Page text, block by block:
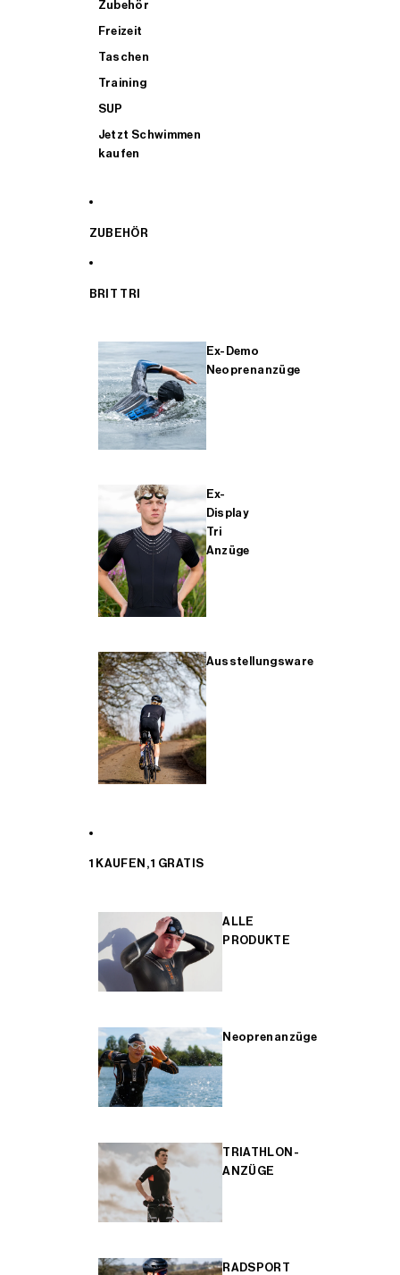
Zubehör
Freizeit
Taschen
Training
SUP
Jetzt Schwimmen
kaufen
ZUBEHÖR
BRIT TRI
Ex-Demo
Neoprenanzüge
Ex-
Display
Tri
Anzüge
Ausstellungsware
1 KAUFEN, 1 GRATIS
ALLE
PRODUKTE
Neoprenanzüge
TRIATHLON-
ANZÜGE
RADSPORT